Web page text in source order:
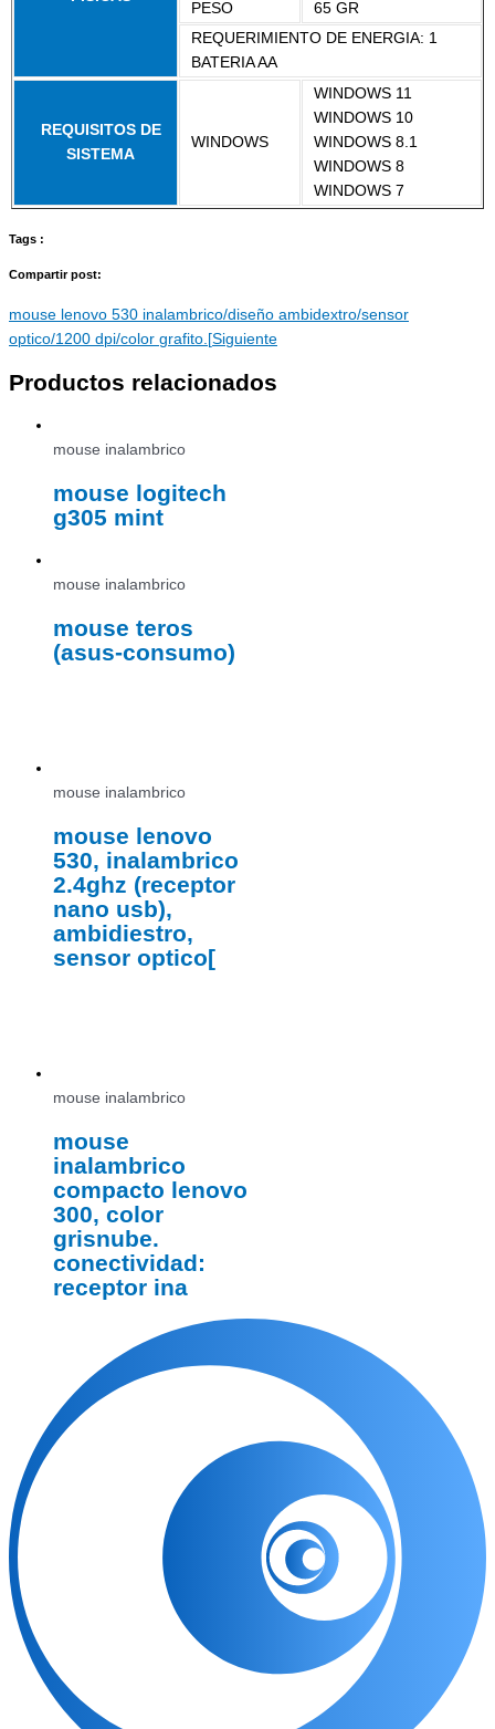
PESO
65 GR
REQUERIMIENTO DE ENERGIA: 1
BATERIA AA
REQUISITOS DE
SISTEMA
WINDOWS
WINDOWS 11
WINDOWS 10
WINDOWS 8.1
WINDOWS 8
WINDOWS 7
Tags :
Compartir post:
mouse lenovo 530 inalambrico/diseño ambidextro/sensor
optico/1200 dpi/color grafito.[Siguiente
Productos relacionados
mouse inalambrico
mouse logitech
g305 mint
mouse inalambrico
mouse teros
(asus-consumo)
mouse inalambrico
mouse lenovo
530, inalambrico
2.4ghz (receptor
nano usb),
ambidiestro,
sensor optico[
mouse inalambrico
mouse
inalambrico
compacto lenovo
300, color
grisnube.
conectividad:
receptor ina